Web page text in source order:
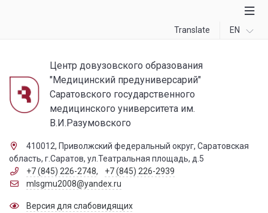
Translate EN
Центр довузовского образования
"Медицинский предуниверсарий"
Саратовского государственного
медицинского университета им.
В.И.Разумовского
410012, Приволжский федеральный округ, Саратовская
область, г.Саратов, ул.Театральная площадь, д.5
+7 (845) 226-2748,
+7 (845) 226-2939
mlsgmu2008@yandex.ru
Версия для слабовидящих